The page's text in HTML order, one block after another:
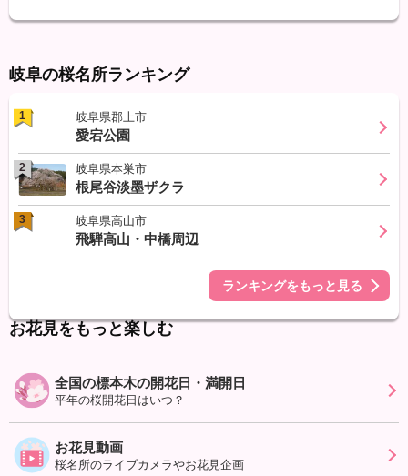
岐阜の桜名所ランキング
1 岐阜県郡上市
愛宕公園
2 岐阜県本巣市
根尾谷淡墨ザクラ
3 岐阜県高山市
飛騨高山・中橋周辺
ランキングをもっと見る
お花見をもっと楽しむ
全国の標本木の開花日・満開日
平年の桜開花日はいつ？
お花見動画
桜名所のライブカメラやお花見企画